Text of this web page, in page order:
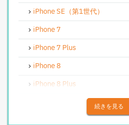
iPhoneバイブレータ交換修理
Android修理実績
Androidフロントパネル交換修理
Androidバッテリー交換
Android水没洗浄作業
Androidその他部品修理
iPhone SE（第1世代）
iPhone 7
iPhone 7 Plus
iPhone 8
iPhone 8 Plus
続きを見る